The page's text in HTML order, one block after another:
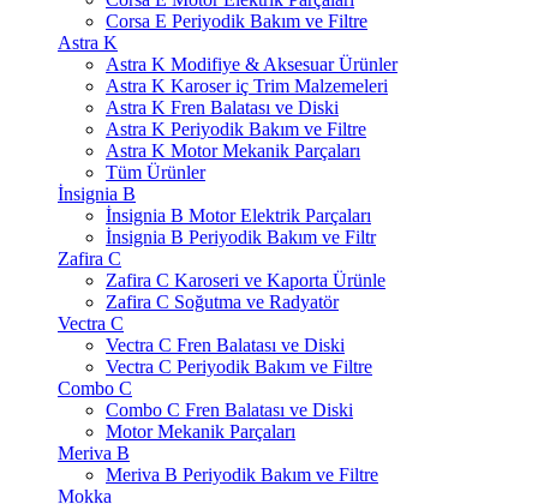
Corsa E Periyodik Bakım ve Filtre
Astra K
Astra K Modifiye & Aksesuar Ürünler
Astra K Karoser iç Trim Malzemeleri
Astra K Fren Balatası ve Diski
Astra K Periyodik Bakım ve Filtre
Astra K Motor Mekanik Parçaları
Tüm Ürünler
İnsignia B
İnsignia B Motor Elektrik Parçaları
İnsignia B Periyodik Bakım ve Filtr
Zafira C
Zafira C Karoseri ve Kaporta Ürünle
Zafira C Soğutma ve Radyatör
Vectra C
Vectra C Fren Balatası ve Diski
Vectra C Periyodik Bakım ve Filtre
Combo C
Combo C Fren Balatası ve Diski
Motor Mekanik Parçaları
Meriva B
Meriva B Periyodik Bakım ve Filtre
Mokka